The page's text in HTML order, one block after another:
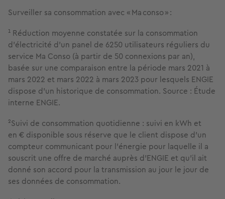
Surveiller sa consommation avec « Ma conso » :
¹ Réduction moyenne constatée sur la consommation
d’électricité d’un panel de 6250 utilisateurs réguliers du
service Ma Conso (à partir de 50 connexions par an),
basée sur une comparaison entre la période mars 2021 à
mars 2022 et mars 2022 à mars 2023 pour lesquels ENGIE
dispose d’un historique de consommation. Source : Étude
interne ENGIE.
²Suivi de consommation quotidienne : suivi en kWh et
en € disponible sous réserve que le client dispose d’un
compteur communicant pour l’énergie pour laquelle il a
souscrit une offre de marché auprès d’ENGIE et qu’il ait
donné son accord pour la transmission au jour le jour de
ses données de consommation.